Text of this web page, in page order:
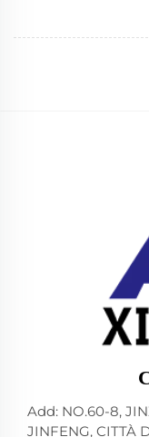
Add: NO.60-8,
JINFENG, CITTÀ